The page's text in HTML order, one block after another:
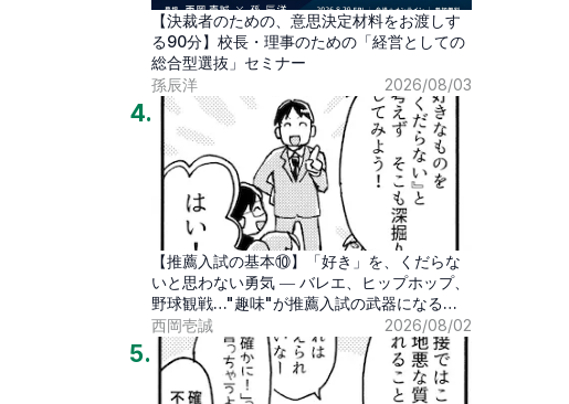
【決裁者のための、意思決定材料をお渡しす
る90分】校長・理事のための「経営としての
総合型選抜」セミナー
孫辰洋
2026/08/03
4.
【推薦入試の基本⑩】「好き」を、くだらな
いと思わない勇気 ― バレエ、ヒップホップ、
野球観戦…"趣味"が推薦入試の武器になる時
代
西岡壱誠 2026/08/02
5.